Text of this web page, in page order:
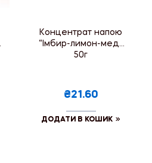
Концентрат напою
“Імбир-лимон-мед”,
50г
₴21.60
ДОДАТИ В КОШИК